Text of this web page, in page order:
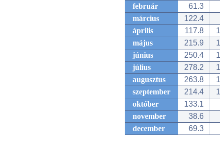
február
61.3
március
122.4
április
117.8
május
215.9
június
250.4
július
278.2
augusztus
263.8
szeptember
214.4
október
133.1
november
38.6
december
69.3